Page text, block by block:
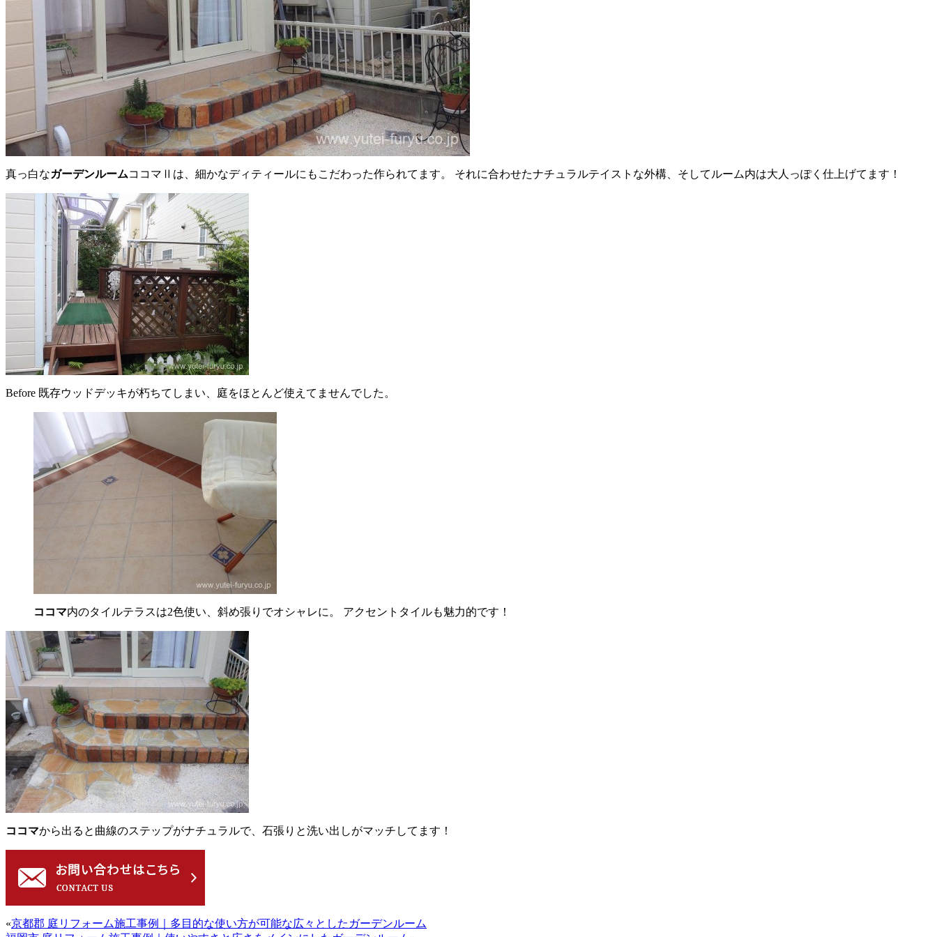
真っ白なガーデンルームココマⅡは、細かなディティールにもこだわった作られてます。 それに合わせたナチュラルテイストな外構、そしてルーム内は大人っぽく仕上げてます！
Before 既存ウッドデッキが朽ちてしまい、庭をほとんど使えてませんでした。
ココマ内のタイルテラスは2色使い、斜め張りでオシャレに。 アクセントタイルも魅力的です！
ココマから出ると曲線のステップがナチュラルで、石張りと洗い出しがマッチしてます！
«京都郡 庭リフォーム施工事例｜多目的な使い方が可能な広々としたガーデンルーム